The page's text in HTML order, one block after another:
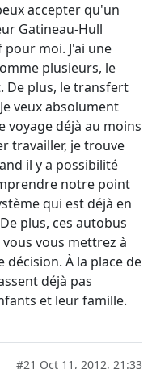
accepter qu'un
Gatineau-Hull
moi. J'ai une
plusieurs, le
De plus, le transfert
veux absolument
voyage déjà au moins
travailler, je trouve
il y a possibilité
notre point
qui est déjà en
plus, ces autobus
vous mettrez à
À la place de
déjà pas
et leur famille.
#21 Oct 11, 2012, 21:33